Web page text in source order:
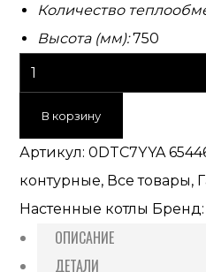
Количество
Высота (мм):750
В корзину
Артикул:0DTC7YYA
контурные, Все товары,
Настенные котлы Бренд:
ОПИСАНИЕ
ДЕТАЛИ